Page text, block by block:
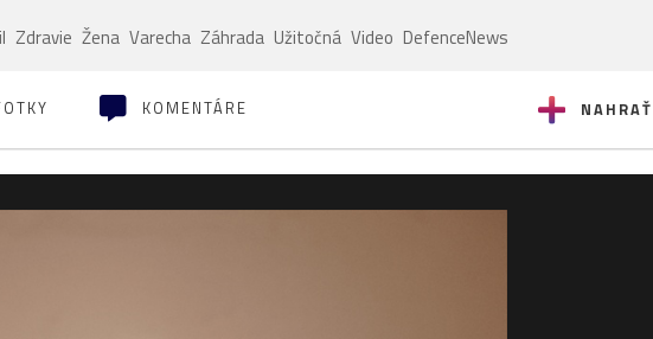
Zdravie Žena Varecha Záhrada Užitočná Video DefenceNews
NAHRAŤ
KOMENTÁRE